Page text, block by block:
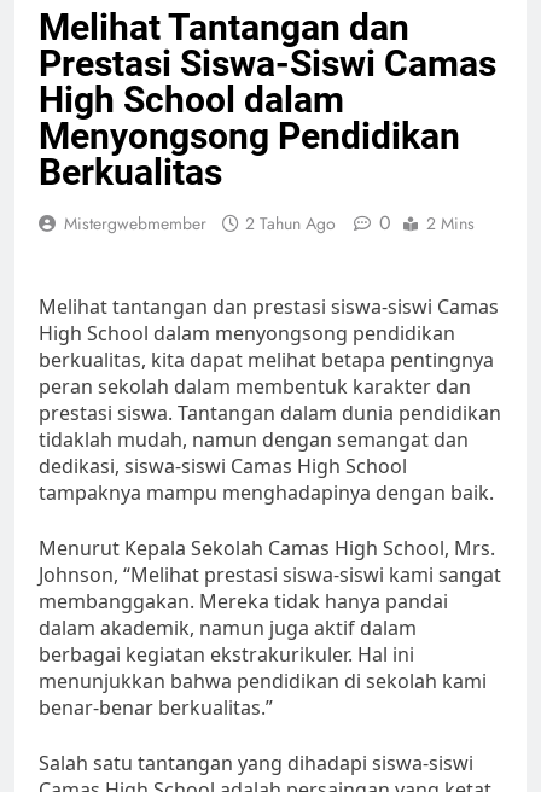
Melihat Tantangan dan
Prestasi Siswa-Siswi Camas
High School dalam
Menyongsong Pendidikan
Berkualitas
Mistergwebmember 2 Tahun Ago 0 2 Mins
Melihat tantangan dan prestasi siswa-siswi Camas
High School dalam menyongsong pendidikan
berkualitas, kita dapat melihat betapa pentingnya
peran sekolah dalam membentuk karakter dan
prestasi siswa. Tantangan dalam dunia pendidikan
tidaklah mudah, namun dengan semangat dan
dedikasi, siswa-siswi Camas High School
tampaknya mampu menghadapinya dengan baik.
Menurut Kepala Sekolah Camas High School, Mrs.
Johnson, “Melihat prestasi siswa-siswi kami sangat
membanggakan. Mereka tidak hanya pandai
dalam akademik, namun juga aktif dalam
berbagai kegiatan ekstrakurikuler. Hal ini
menunjukkan bahwa pendidikan di sekolah kami
benar-benar berkualitas.”
Salah satu tantangan yang dihadapi siswa-siswi